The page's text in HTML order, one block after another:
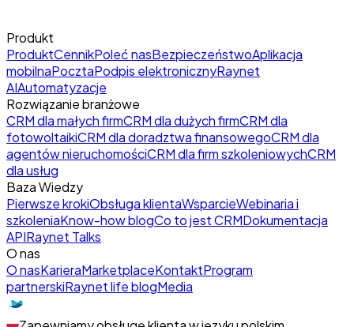
Produkt
ProduktCennikPoleć nasBezpieczeństwoAplikacja
mobilnaPocztaPodpis elektronicznyRaynet
AIAutomatyzacje
Rozwiązanie branżowe
CRM dla małych firmCRM dla dużych firmCRM dla
fotowoltaikiCRM dla doradztwa finansowegoCRM dla
agentów nieruchomościCRM dla firm szkoleniowychCRM
dla usług
Baza Wiedzy
Pierwsze krokiObsługa klientaWsparcieWebinaria i
szkoleniaKnow-how blogCo to jest CRMDokumentacja
APIRaynet Talks
O nas
O nasKarieraMarketplaceKontaktProgram
partnerskiRaynet life blogMedia